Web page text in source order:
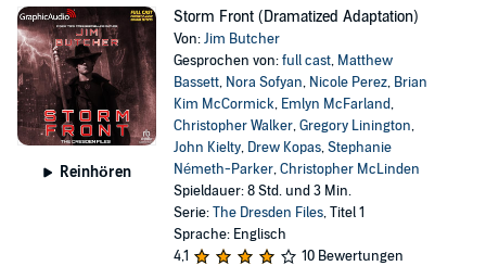
Reinhören
Storm Front (Dramatized Adaptation)
Von:Jim Butcher
Gesprochen von:full cast, Matthew
Bassett, Nora Sofyan, Nicole Perez, Brian
Kim McCormick, Emlyn McFarland,
Christopher Walker,Gregory Linington,
John Kielty, Drew Kopas,Stephanie
Németh-Parker,Christopher McLinden
Spieldauer: 8 Std. und 3 Min.
Serie:The Dresden Files, Titel 1
Sprache: Englisch
4,1
10 Bewertungen